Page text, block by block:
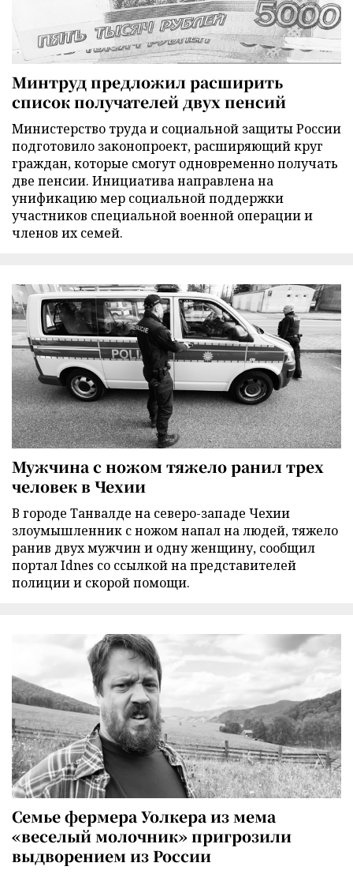
Минтруд предложил расширить
список получателей двух пенсий
Министерство труда и социальной защиты России
подготовило законопроект, расширяющий круг
граждан, которые смогут одновременно получать
две пенсии. Инициатива направлена на
унификацию мер социальной поддержки
участников специальной военной операции и
членов их семей.
Мужчина с ножом тяжело ранил трех
человек в Чехии
В городе Танвалде на северо-западе Чехии
злоумышленник с ножом напал на людей, тяжело
ранив двух мужчин и одну женщину, сообщил
портал Idnes со ссылкой на представителей
полиции и скорой помощи.
Семье фермера Уолкера из мема
«веселый молочник» пригрозили
выдворением из России